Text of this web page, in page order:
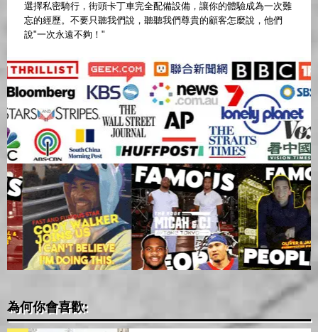
選擇私密騎行，街頭卡丁車完全配備設備，讓你的體驗成為一次難
忘的經歷。不要只聽我們說，聽聽我們尊貴的顧客怎麼說，他們
說"一次永遠不夠！"
為何你會喜歡: